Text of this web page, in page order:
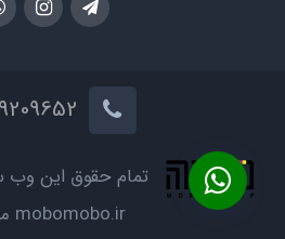
تمام حقوق این وب
mobomobo.ir میباشد